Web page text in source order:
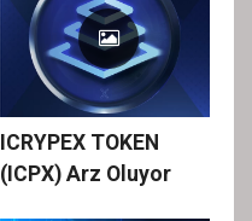
ICRYPEX TOKEN
(ICPX) Arz Oluyor